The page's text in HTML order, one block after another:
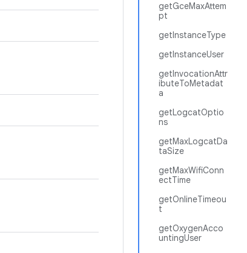
getGceMaxAttem
pt
getInstanceType
getInstanceUser
getInvocationAttr
ibuteToMetadat
a
getLogcatOptio
ns
getMaxLogcatDa
taSize
getMaxWifiConn
ectTime
getOnlineTimeou
t
getOxygenAcco
untingUser